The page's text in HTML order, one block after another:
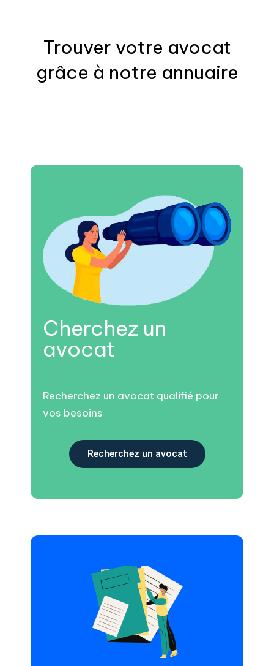
Trouver votre avocat
grâce à notre annuaire
Cherchez un
avocat
Recherchez un avocat qualifié pour
vos besoins
Recherchez un avocat